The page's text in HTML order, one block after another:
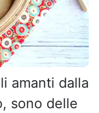
amanti dalla
sono delle